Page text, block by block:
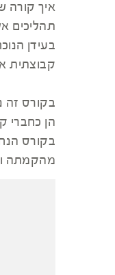
איך קורה
תהליכים
בעידן
קבוצתית
בקורס זה
הן כחברי
בקורס
מהקמתה